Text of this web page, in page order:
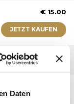
Daten
€ 15.00
JETZT KAUFEN
· Samstag ·